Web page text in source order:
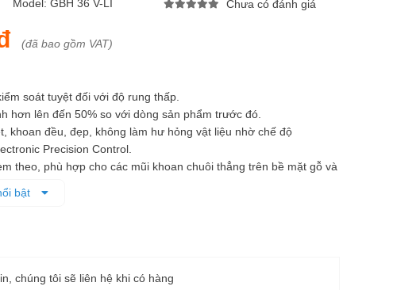
Model: GBH 36 V-LI Chưa có đánh giá
(đã bao gồm VAT)
soát tuyệt đối với độ rung thấp.
hơn lên đến 50% so với dòng sản phẩm trước đó.
khoan đều, đẹp, không làm hư hỏng vật liệu nhờ chế độ
Precision Control.
theo, phù hợp cho các mũi khoan chuôi thẳng trên bề mặt gỗ và
tự phóng điện và cấp năng lượng ổn định hơn.
xác nhờ tốc độ tùy biến.
bật
chúng tôi sẽ liên hệ khi có hàng